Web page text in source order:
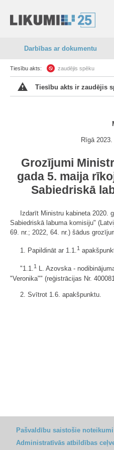
Darbības ar dokumentu
Tiesību akts: zaudējis spēku
Tiesību akts ir zaudējis
Rīgā
Grozījumi
gada 5. maija
Sabiedriskā
Izdarīt Ministru kabineta 2020.
Sabiedriskā labuma komisiju"
69. nr.; 2022, 64. nr.) šādus
1. Papildināt ar 1.1.1
"1.1.1
L. Azovska -
"Veronika"" (reģistrācijas Nr.
2. Svītrot 1.6. apakšpunktu.
Pašvaldību saistošie noteikumi
Administratīvās atbildības